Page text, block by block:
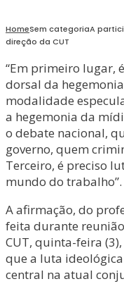
HomeSem categoriaA
direção da CUT
“Em primeiro lugar,
dorsal da
modalidade
a hegemonia da
o debate nacional,
governo, quem
Terceiro, é preciso
mundo do trabalho”.
A afirmação, do
feita durante
CUT, quinta-feira
que a luta
central na atual